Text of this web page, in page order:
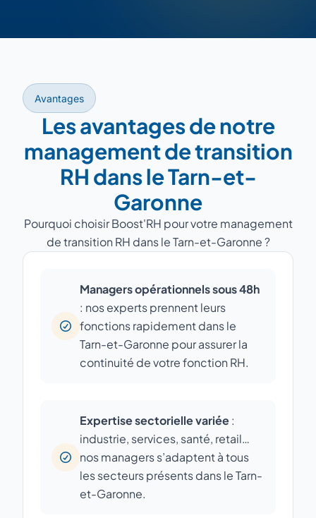
Avantages
Les avantages de notre
management de transition
RH dans le Tarn-et-
Garonne
Pourquoi choisir Boost'RH pour votre management
de transition RH dans le Tarn-et-Garonne ?
Managers opérationnels sous 48h
: nos experts prennent leurs
fonctions rapidement dans le
Tarn-et-Garonne pour assurer la
continuité de votre fonction RH.
Expertise sectorielle variée:
industrie, services, santé, retail…
nos managers s’adaptent à tous
les secteurs présents dans le Tarn-
et-Garonne.